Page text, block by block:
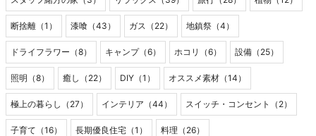
断捨離（1） 漆喰（43） ガス（22） 地鎮祭（4）
ドライフラワー（8） キャンプ（6） ホコリ（6） 設備（25）
照明（8） 癒し（22） DIY（1） オススメ素材（14）
極上の暮らし（27） インテリア（44） スイッチ・コンセント（2）
子育て（16） 長期優良住宅（1） 料理（26）